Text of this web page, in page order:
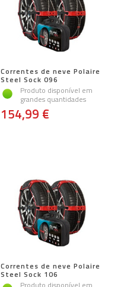
Correntes de neve Polaire
Steel Sock 096
Produto disponível em
grandes quantidades
154,99 €
Correntes de neve Polaire
Steel Sock 106